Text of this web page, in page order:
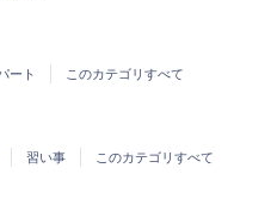
ート このカテゴリすべて
習い事 このカテゴリすべて